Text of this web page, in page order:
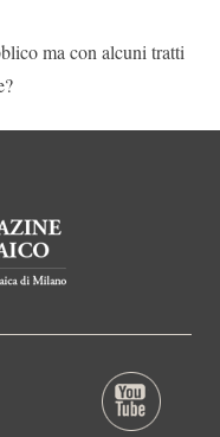
ma con alcuni tratti